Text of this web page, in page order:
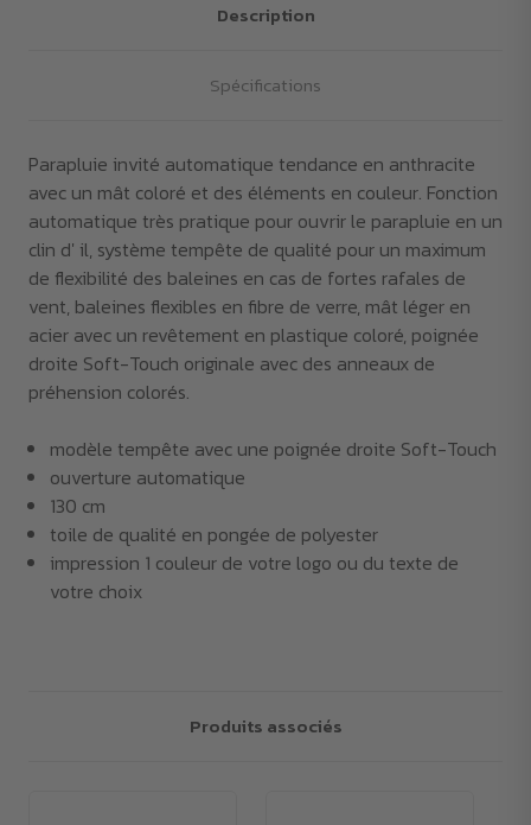
Description
Spécifications
Parapluie invité automatique tendance en anthracite
avec un mât coloré et des éléments en couleur. Fonction
automatique très pratique pour ouvrir le parapluie en un
clin d' il, système tempête de qualité pour un maximum
de flexibilité des baleines en cas de fortes rafales de
vent, baleines flexibles en fibre de verre, mât léger en
acier avec un revêtement en plastique coloré, poignée
droite Soft-Touch originale avec des anneaux de
préhension colorés.
modèle tempête avec une poignée droite Soft-Touch
ouverture automatique
130 cm
toile de qualité en pongée de polyester
impression 1 couleur de votre logo ou du texte de
votre choix
Produits associés